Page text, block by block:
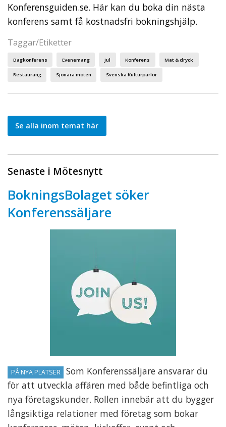
Konferensguiden.se. Här kan du boka din nästa
konferens samt få kostnadsfri bokningshjälp.
Taggar/Etiketter
Dagkonferens Evenemang Jul Konferens Mat & dryck
Restaurang Sjönära möten Svenska Kulturpärlor
Se alla inom temat här
Senaste i Mötesnytt
BokningsBolaget söker
Konferenssäljare
PÅ NYA PLATSER
Som Konferenssäljare ansvarar du
för att utveckla affären med både befintliga och
nya företagskunder. Rollen innebär att du bygger
långsiktiga relationer med företag som bokar